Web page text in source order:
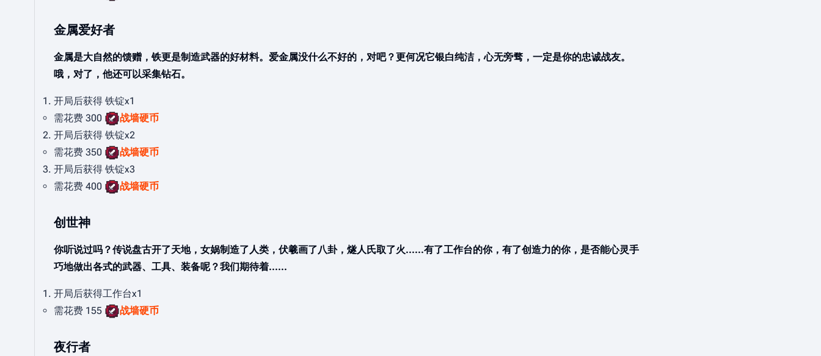
金属爱好者
金属是大自然的馈赠，铁更是制造武器的好材料。爱金属没什么不好的，对吧？更何况它银白纯洁，心无旁骛，一定是你的忠诚战友。
哦，对了，他还可以采集钻石。
开局后获得 铁锭x1
需花费 300
战墙硬币
开局后获得 铁锭x2
需花费 350
战墙硬币
开局后获得 铁锭x3
需花费 400
战墙硬币
创世神
你听说过吗？传说盘古开了天地，女娲制造了人类，伏羲画了八卦，燧人氏取了火......有了工作台的你，有了创造力的你，是否能心灵手
巧地做出各式的武器、工具、装备呢？我们期待着......
开局后获得工作台x1
需花费 155
战墙硬币
夜行者